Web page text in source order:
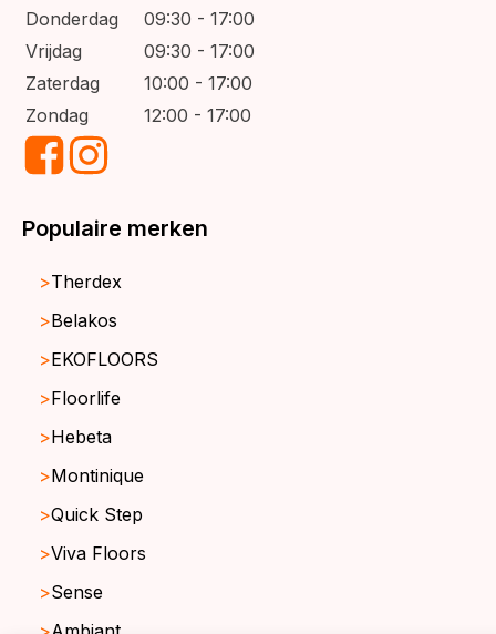
Donderdag
09:30 - 17:00
Vrijdag
09:30 - 17:00
Zaterdag
10:00 - 17:00
Zondag
12:00 - 17:00
Populaire merken
Therdex
Belakos
EKOFLOORS
Floorlife
Hebeta
Montinique
Quick Step
Viva Floors
Sense